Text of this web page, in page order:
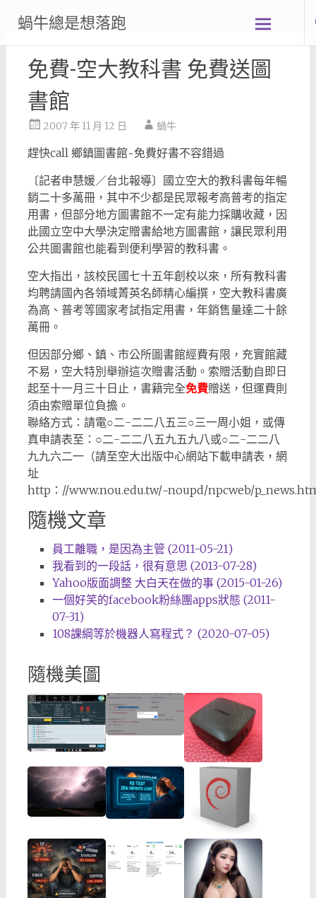
content
蝸牛總是想落跑
免費-空大教科書 免費送圖
書館
2007 年 11 月 12 日 蝸牛
趕快call 鄉鎮圖書館~免費好書不容錯過
〔記者申慧媛／台北報導〕國立空大的教科書每年暢
銷二十多萬冊，其中不少都是民眾報考高普考的指定
用書，但部分地方圖書館不一定有能力採購收藏，因
此國立空中大學決定贈書給地方圖書館，讓民眾利用
公共圖書館也能看到便利學習的教科書。
空大指出，該校民國七十五年創校以來，所有教科書
均聘請國內各領域菁英名師精心編撰，空大教科書廣
為高、普考等國家考試指定用書，年銷售量達二十餘
萬冊。
但因部分鄉、鎮、市公所圖書館經費有限，充實館藏
不易，空大特別舉辦這次贈書活動。索贈活動自即日
起至十一月三十日止，書籍完全免費贈送，但運費則
須由索贈單位負擔。
聯絡方式：請電○二-二二八五三○三一周小姐，或傳
真申請表至：○二-二二八五九五九八或○二-二二八
九九六二一（請至空大出版中心網站下載申請表，網
址
http：//www.nou.edu.tw/~noupd/npcweb/
隨機文章
員工離職，是因為主管 (2011-05-21)
我看到的一段話，很有意思 (2013-07-28)
Yahoo版面調整 大白天在做的事 (2015-01-26)
一個好笑的facebook粉絲團apps狀態 (2011-
07-31)
108課綱等於機器人寫程式？ (2020-07-05)
隨機美圖